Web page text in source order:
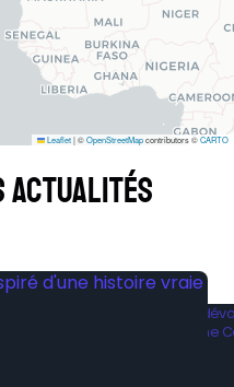
Leaflet|©OpenStreetMapcontributors ©CARTO
actualités